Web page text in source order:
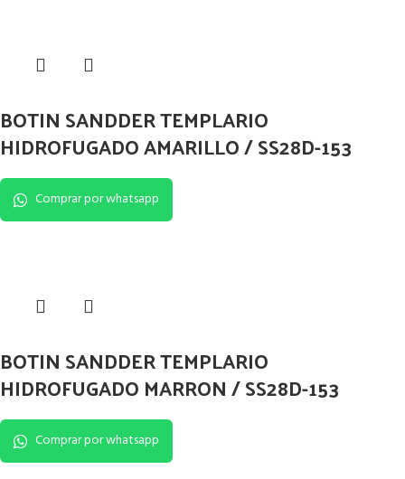
BOTIN SANDDER TEMPLARIO
HIDROFUGADO AMARILLO / SS28D-153
Comprar por whatsapp
BOTIN SANDDER TEMPLARIO
HIDROFUGADO MARRON / SS28D-153
Comprar por whatsapp